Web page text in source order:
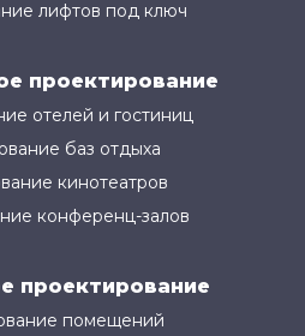
лифтов под ключ
проектирование
отелей и гостиниц
баз отдыха
кинотеатров
конференц-залов
проектирование
помещений